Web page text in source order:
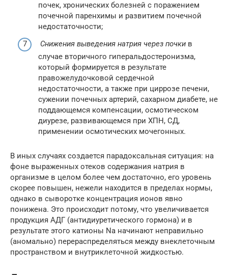
почек, хронических болезней с поражением
почечной паренхимы и развитием почечной
недостаточности;
Снижения выведения натрия через почки в
случае вторичного гиперальдостеронизма,
который формируется в результате
правожелудочковой сердечной
недостаточности, а также при циррозе печени,
сужении почечных артерий, сахарном диабете, не
поддающемся компенсации, осмотическом
диурезе, развивающемся при ХПН, СД,
применении осмотических мочегонных.
В иных случаях создается парадоксальная ситуация: на
фоне выраженных отеков содержания натрия в
организме в целом более чем достаточно, его уровень
скорее повышен, нежели находится в пределах нормы,
однако в сыворотке концентрация ионов явно
понижена. Это происходит потому, что увеличивается
продукция АДГ (антидиуретического гормона) и в
результате этого катионы Na начинают неправильно
(аномально) перераспределяться между внеклеточным
пространством и внутриклеточной жидкостью.